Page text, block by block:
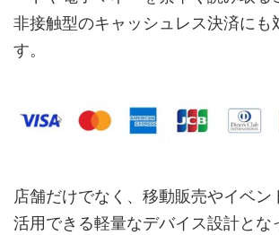
非接触型のキャッシュレス決済にも
す。
店舗だけでなく、移動販売やイベン
活用できる軽量なデバイス設計とな